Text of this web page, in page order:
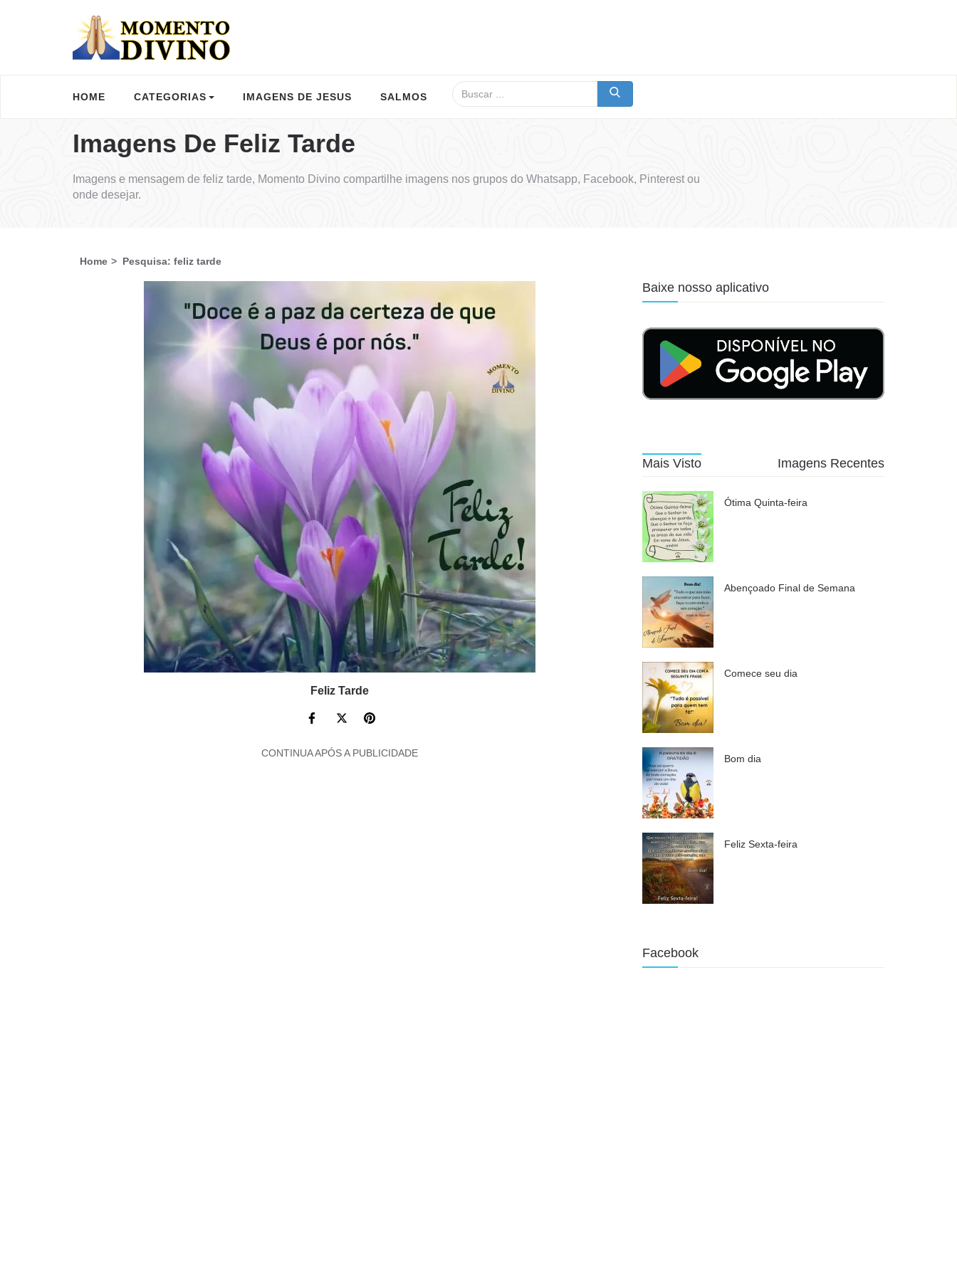
HOME CATEGORIAS IMAGENS DE JESUS SALMOS
Imagens De Feliz Tarde
Imagens e mensagem de feliz tarde, Momento Divino compartilhe imagens nos grupos do Whatsapp, Facebook, Pinterest ou
onde desejar.
Home Pesquisa: feliz tarde
Feliz Tarde
CONTINUA APÓS A PUBLICIDADE
Baixe nosso aplicativo
Mais Visto Imagens Recentes
Ótima Quinta-feira
Abençoado Final de Semana
Comece seu dia
Bom dia
Feliz Sexta-feira
Facebook